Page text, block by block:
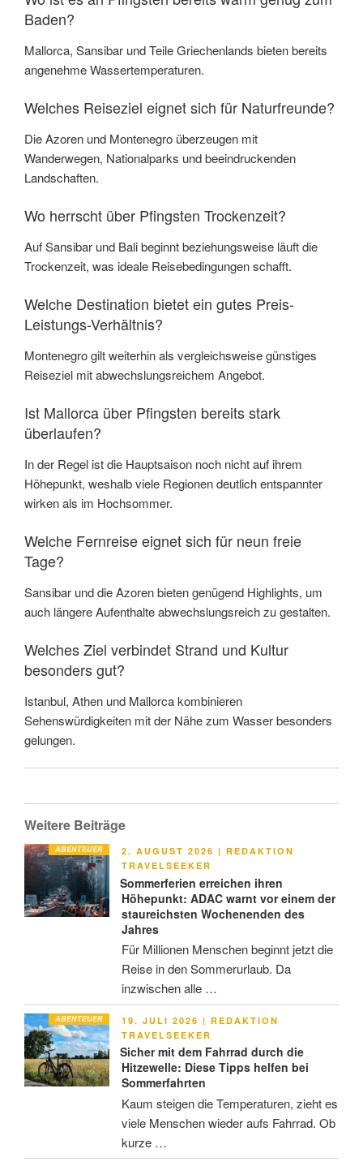
Baden?
Mallorca, Sansibar und Teile Griechenlands bieten bereits
angenehme Wassertemperaturen.
Welches Reiseziel eignet sich für Naturfreunde?
Die Azoren und Montenegro überzeugen mit
Wanderwegen, Nationalparks und beeindruckenden
Landschaften.
Wo herrscht über Pfingsten Trockenzeit?
Auf Sansibar und Bali beginnt beziehungsweise läuft die
Trockenzeit, was ideale Reisebedingungen schafft.
Welche Destination bietet ein gutes Preis-
Leistungs-Verhältnis?
Montenegro gilt weiterhin als vergleichsweise günstiges
Reiseziel mit abwechslungsreichem Angebot.
Ist Mallorca über Pfingsten bereits stark
überlaufen?
In der Regel ist die Hauptsaison noch nicht auf ihrem
Höhepunkt, weshalb viele Regionen deutlich entspannter
wirken als im Hochsommer.
Welche Fernreise eignet sich für neun freie
Tage?
Sansibar und die Azoren bieten genügend Highlights, um
auch längere Aufenthalte abwechslungsreich zu gestalten.
Welches Ziel verbindet Strand und Kultur
besonders gut?
Istanbul, Athen und Mallorca kombinieren
Sehenswürdigkeiten mit der Nähe zum Wasser besonders
gelungen.
Weitere Beiträge
ABENTEUER
VERÖFFENTLICHT
AM
2. AUGUST 2026 | REDAKTION
TRAVELSEEKER
Sommerferien erreichen ihren
Höhepunkt: ADAC warnt vor einem der
staureichsten Wochenenden des
Jahres
Für Millionen Menschen beginnt jetzt die
Reise in den Sommerurlaub. Da
inzwischen alle …
ABENTEUER
VERÖFFENTLICHT
AM
19. JULI 2026 | REDAKTION
TRAVELSEEKER
Sicher mit dem Fahrrad durch die
Hitzewelle: Diese Tipps helfen bei
Sommerfahrten
Kaum steigen die Temperaturen, zieht es
viele Menschen wieder aufs Fahrrad. Ob
kurze …